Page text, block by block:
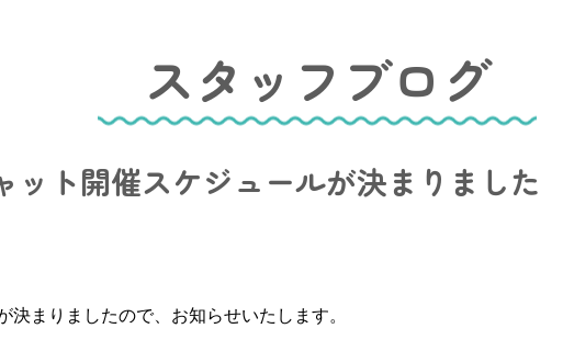
スタッフブログ
ット開催スケジュールが決まりました
決まりましたので、お知らせいたします。